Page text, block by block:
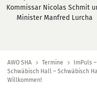
AWO SHA Termine
ImPuls
Schwäbisch Hall – Schwäbisch
Willkommen!